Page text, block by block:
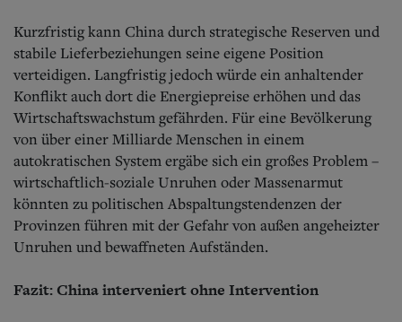
Kurzfristig kann China durch strategische Reserven und
stabile Lieferbeziehungen seine eigene Position
verteidigen. Langfristig jedoch würde ein anhaltender
Konflikt auch dort die Energiepreise erhöhen und das
Wirtschaftswachstum gefährden. Für eine Bevölkerung
von über einer Milliarde Menschen in einem
autokratischen System ergäbe sich ein großes Problem –
wirtschaftlich-soziale Unruhen oder Massenarmut
könnten zu politischen Abspaltungstendenzen der
Provinzen führen mit der Gefahr von außen angeheizter
Unruhen und bewaffneten Aufständen.
Fazit: China interveniert ohne Intervention